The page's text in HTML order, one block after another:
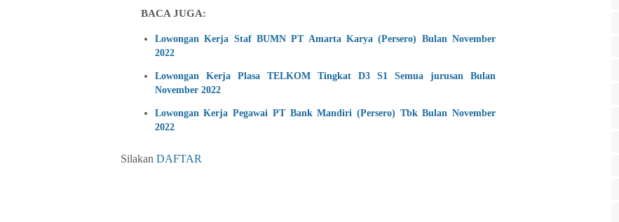
BACA JUGA:
Lowongan Kerja Staf BUMN PT Amarta Karya (Persero) Bulan November
2022
Lowongan Kerja Plasa TELKOM Tingkat D3 S1 Semua jurusan Bulan
November 2022
Lowongan Kerja Pegawai PT Bank Mandiri (Persero) Tbk Bulan November
2022
Silakan DAFTAR